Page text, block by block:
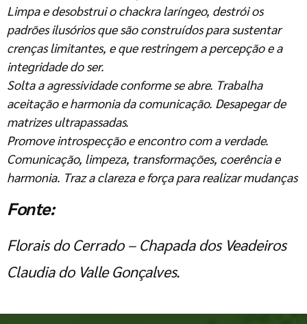
Limpa e desobstrui o chackra laríngeo, destrói os
padrões ilusórios que são construídos para sustentar
crenças limitantes, e que restringem a percepção e a
integridade do ser.
Solta a agressividade conforme se abre. Trabalha
aceitação e harmonia da comunicação. Desapegar de
matrizes ultrapassadas.
Promove introspecção e encontro com a verdade.
Comunicação, limpeza, transformações, coerência e
harmonia. Traz a clareza e força para realizar mudanças
Fonte:
Florais do Cerrado – Chapada dos Veadeiros
Claudia do Valle Gonçalves.